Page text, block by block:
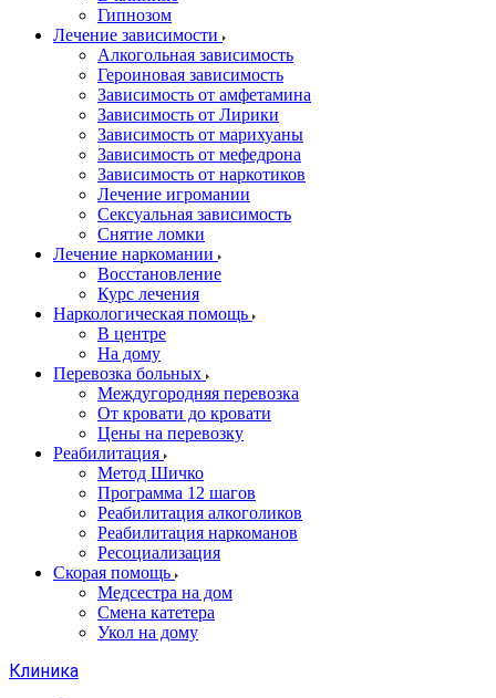
Гипнозом
Лечение зависимости
Алкогольная зависимость
Героиновая зависимость
Зависимость от амфетамина
Зависимость от Лирики
Зависимость от марихуаны
Зависимость от мефедрона
Зависимость от наркотиков
Лечение игромании
Сексуальная зависимость
Снятие ломки
Лечение наркомании
Восстановление
Курс лечения
Наркологическая помощь
В центре
На дому
Перевозка больных
Междугородняя перевозка
От кровати до кровати
Цены на перевозку
Реабилитация
Метод Шичко
Программа 12 шагов
Реабилитация алкоголиков
Реабилитация наркоманов
Ресоциализация
Скорая помощь
Медсестра на дом
Смена катетера
Укол на дому
Клиника